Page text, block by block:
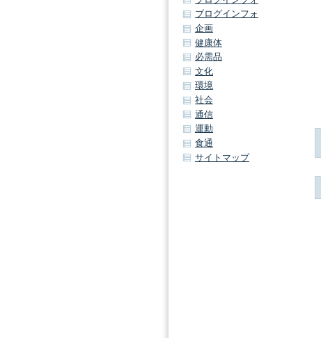
ブログインフォ
企画
健康体
必需品
文化
環境
社会
通信
運動
食通
サイトマップ